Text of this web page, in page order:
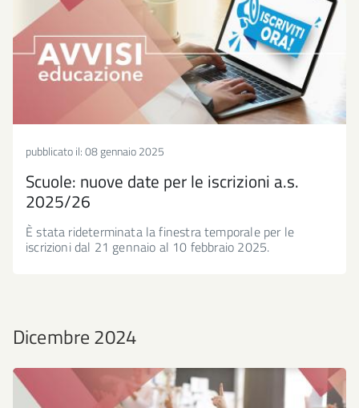
pubblicato il:08 gennaio 2025
Scuole: nuove date per le iscrizioni a.s.
2025/26
È stata rideterminata la finestra temporale per le
iscrizioni dal 21 gennaio al 10 febbraio 2025.
Dicembre 2024